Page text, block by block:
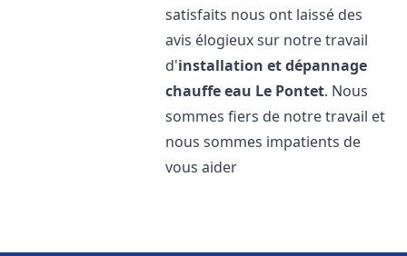
satisfaits nous ont laissé des
avis élogieux sur notre travail
d'installation et dépannage
chauffe eau Le Pontet. Nous
sommes fiers de notre travail et
nous sommes impatients de
vous aider